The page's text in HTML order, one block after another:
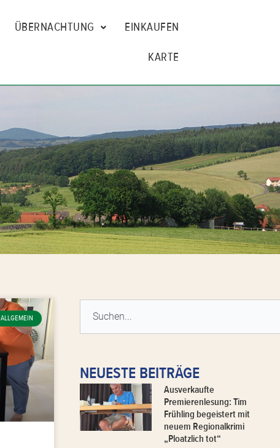
ÜBERNACHTUNG EINKAUFEN
KARTE
ALLGEMEIN
NEUESTE BEITRÄGE
Ausverkaufte
Premierenlesung: Tim
Frühling begeistert mit
neuem Regionalkrimi
„Ploatzlich tot“